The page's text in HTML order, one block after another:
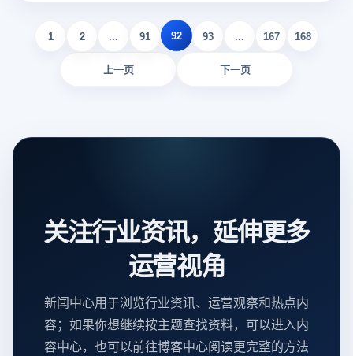
存和CPU资源。最后，选择合适的工具来设置网络环境尤为重
要。例如，防关联指纹浏览器和稳定的IP服务可以有效地防止
平台检查。本文将讨论多开浏览器。
上一页
1 2 ... 91 92 93 ... 167 168
下一页
关注行业资讯，延伸更多
运营视角
新闻中心用于浏览行业资讯、运营观察和热点内
容；如果你想继续按主题查找资料，可以进入内
容中心，也可以前往博客中心阅读更完整的方法